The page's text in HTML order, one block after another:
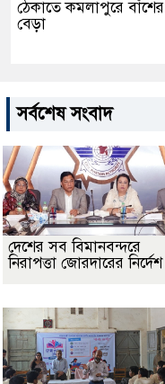
ঠেকাতে কমলাপুরে বাঁশের
বেড়া
সর্বশেষ সংবাদ
দেশের সব বিমানবন্দরে
নিরাপত্তা জোরদারের নির্দেশ